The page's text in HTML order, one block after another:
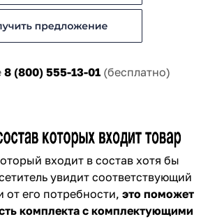
8 (800) 555-13-01 (бесплатно)
входит в состав хотя бы
увидит соответствующий
от его потребности, это поможет
комплекта с комплектующими